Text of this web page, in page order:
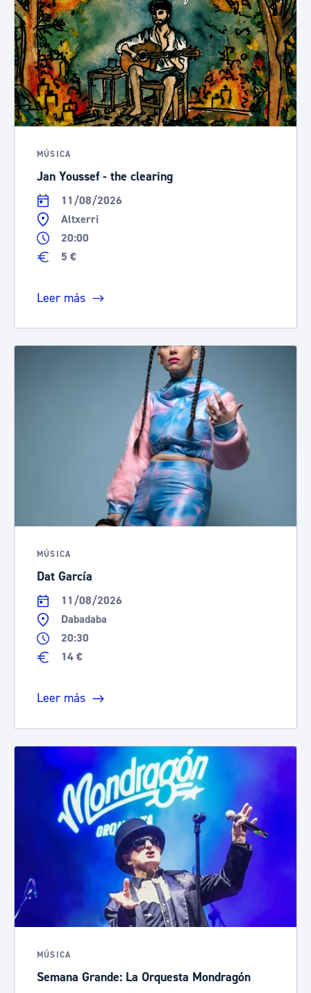
MÚSICA
Jan Youssef - the clearing
11/08/2026
Altxerri
20:00
5 €
Leer más
MÚSICA
Dat García
11/08/2026
Dabadaba
20:30
14 €
Leer más
MÚSICA
Semana Grande: La Orquesta Mondragón